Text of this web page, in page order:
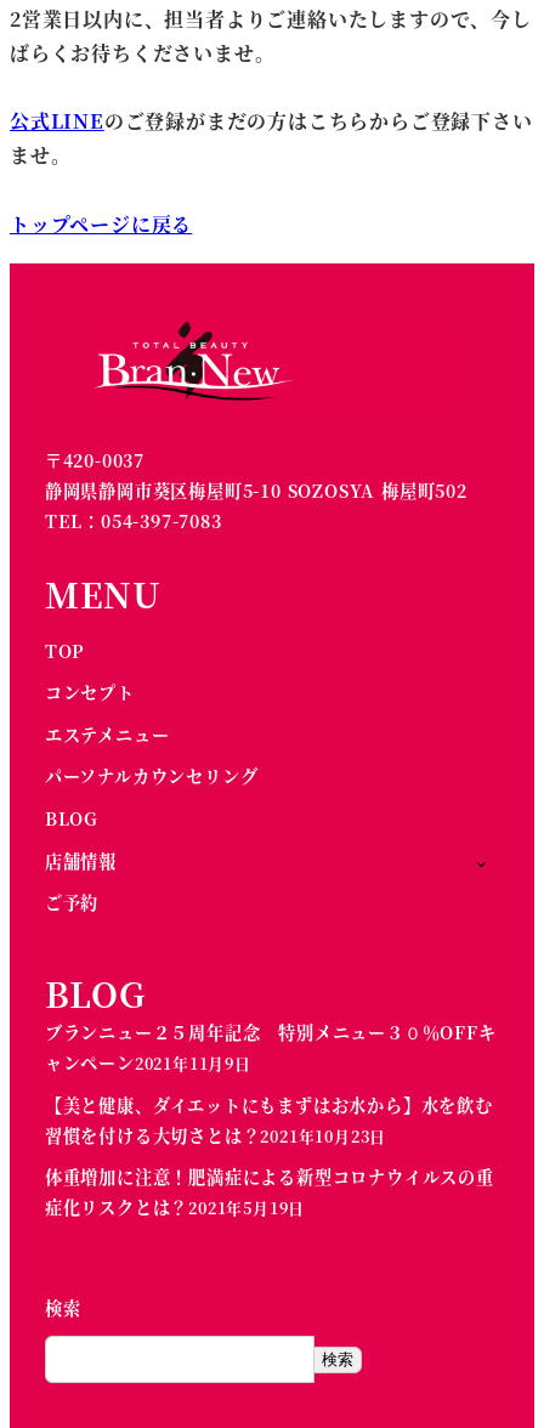
2営業日以内に、担当者よりご連絡いたしますので、今し
ばらくお待ちくださいませ。
公式LINEのご登録がまだの方はこちらからご登録下さい
ませ。
トップページに戻る
〒420-0037
静岡県静岡市葵区梅屋町5-10 SOZOSYA 梅屋町502
TEL：054-397-7083
MENU
TOP
コンセプト
エステメニュー
パーソナルカウンセリング
BLOG
店舗情報
ご予約
BLOG
ブランニュー２５周年記念 特別メニュー３０％OFFキ
ャンペーン2021年11月9日
【美と健康、ダイエットにもまずはお水から】水を飲む
習慣を付ける大切さとは？2021年10月23日
体重増加に注意！肥満症による新型コロナウイルスの重
症化リスクとは？2021年5月19日
検索
検索